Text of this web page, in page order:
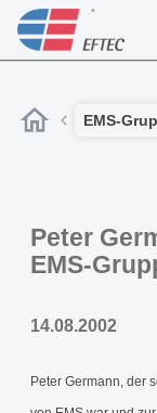
EMS-
Peter
EMS-
14.08.2002
Peter Germann, der